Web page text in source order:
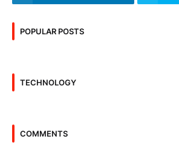
POPULAR POSTS
TECHNOLOGY
COMMENTS